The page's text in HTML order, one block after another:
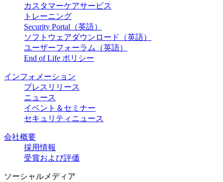
カスタマーケアサービス
トレーニング
Security Portal（英語）
ソフトウェアダウンロード（英語）
ユーザーフォーラム（英語）
End of Life ポリシー
インフォメーション
プレスリリース
ニュース
イベント＆セミナー
セキュリティニュース
会社概要
採用情報
受賞および評価
ソーシャルメディア